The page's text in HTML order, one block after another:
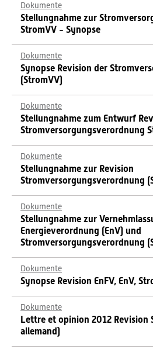
Dokumente
Stellungnahme zur
StromVV - Synopse
Dokumente
Synopse Revision der
(StromVV)
Dokumente
Stellungnahme zum Entwurf
Stromversorgungsverordnung
Dokumente
Stellungnahme zur Revision
Stromversorgungsverordnung
Dokumente
Stellungnahme zur
Energieverordnung (EnV) und
Stromversorgungsverordnung
Dokumente
Synopse Revision EnFV, EnV,
Dokumente
Lettre et opinion 2012 Revision
allemand)